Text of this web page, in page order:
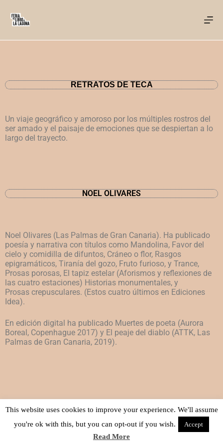
RETRATOS DE TECA
Un viaje geográfico y amoroso por los múltiples rostros del
ser amado y el paisaje de emociones que se despiertan a lo
largo del trayecto.
NOEL OLIVARES
Noel Olivares (Las Palmas de Gran Canaria). Ha publicado
poesía y narrativa con títulos como Mandolina, Favor del
cielo y comidilla de difuntos, Cráneo o flor, Rasgos
epigramáticos, Tiranía del gozo, Fruto furioso, y Trance,
Prosas porosas, El tapiz estelar (Aforismos y reflexiones de
las cuatro estaciones) Historias monumentales, y
Prosas crepusculares. (Estos cuatro últimos en Ediciones
Idea).
En edición digital ha publicado Muertes de poeta (Aurora
Boreal, Copenhague 2017) y El peaje del diablo (ATTK, Las
Palmas de Gran Canaria, 2019).
This website uses cookies to improve your experience. We'll assume
you're ok with this, but you can opt-out if you wish.
Accept
Read More